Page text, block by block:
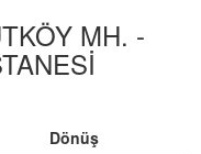
MH. -
Dönüş